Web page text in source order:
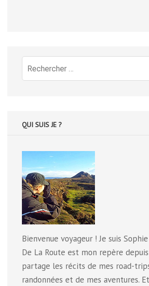
Recherche
pour
QUI SUIS JE ?
Bienvenue voyageur ! Je suis
De La Route est mon repère
partage les récits de mes road-
randonnées et de mes aventures.